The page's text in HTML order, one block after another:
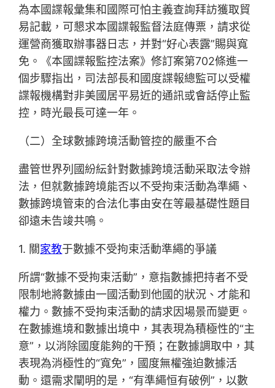
為本國諜報彙集和國際可怕主義查詢拜訪獲取貿
易記載，可懇求本國諜報監督法庭傳票，請求從
運營商獲取辦事器日志，并對“好心表露”賜與寬
免。《本國諜報監控法案》修訂案第702條進一
個步驟指出，司法部長和國度諜報總監可以受權
諜報機構對非美國居平易近的通訊或會話停止監
控，時光最長可達一年。
（二）全球數據跨境活動管控的嚴重不合
盡管世界列國紛紜針對數據跨境活動采取法令辦
法，但就數據跨境能否以不受拘束活動為準繩、
數據跨境管束的合法化事由安在等最基礎性題目
卻遠未告竣共鳴。
1. 關家教于數據不受拘束活動準繩的爭議
所謂“數據不受拘束活動”，意指數據把持者不受
限制地將數據由一國活動到他國的狀況、才能和
權力。數據不受拘束活動的請求因場景而變更。
在數據進境和數據出境中，其表現為積極性的“主
意”，以消除國度能夠的干預；在數據調取中，其
表現為消極性的“寬免”，國度無權強迫數據活
動。還需求闡明的是，“有準繩恒有破例”，以數